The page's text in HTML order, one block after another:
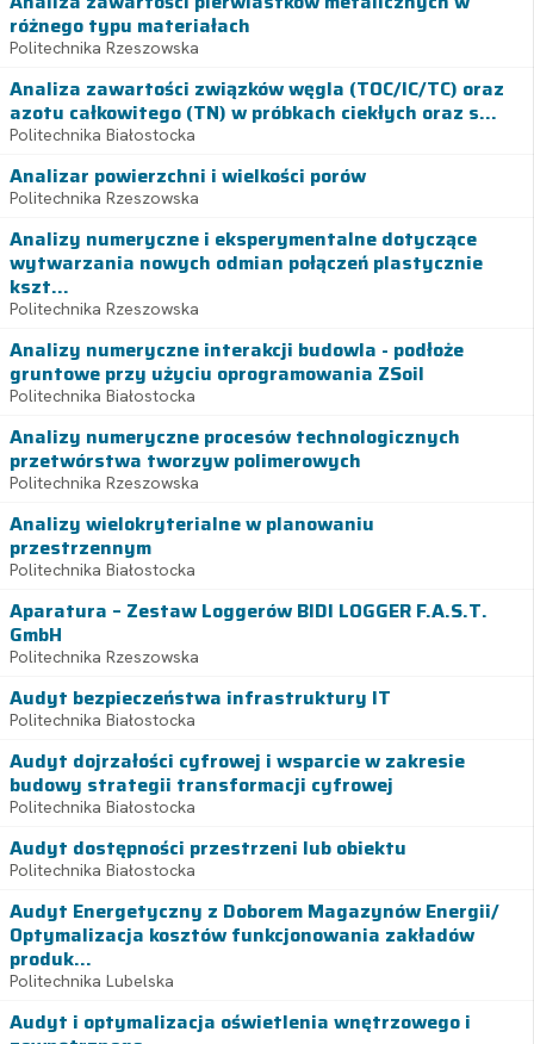
różnego typu materiałach
Politechnika Rzeszowska
Analiza zawartości związków węgla (TOC/IC/TC) oraz
azotu całkowitego (TN) w próbkach ciekłych oraz s...
Politechnika Białostocka
Analizar powierzchni i wielkości porów
Politechnika Rzeszowska
Analizy numeryczne i eksperymentalne dotyczące
wytwarzania nowych odmian połączeń plastycznie
kszt...
Politechnika Rzeszowska
Analizy numeryczne interakcji budowla - podłoże
gruntowe przy użyciu oprogramowania ZSoil
Politechnika Białostocka
Analizy numeryczne procesów technologicznych
przetwórstwa tworzyw polimerowych
Politechnika Rzeszowska
Analizy wielokryterialne w planowaniu
przestrzennym
Politechnika Białostocka
Aparatura – Zestaw Loggerów BIDI LOGGER F.A.S.T.
GmbH
Politechnika Rzeszowska
Audyt bezpieczeństwa infrastruktury IT
Politechnika Białostocka
Audyt dojrzałości cyfrowej i wsparcie w zakresie
budowy strategii transformacji cyfrowej
Politechnika Białostocka
Audyt dostępności przestrzeni lub obiektu
Politechnika Białostocka
Audyt Energetyczny z Doborem Magazynów Energii/
Optymalizacja kosztów funkcjonowania zakładów
produk...
Politechnika Lubelska
Audyt i optymalizacja oświetlenia wnętrzowego i